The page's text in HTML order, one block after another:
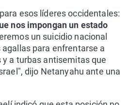
esos líderes occidentales:
nos impongan un estado
un suicidio nacional
para enfrentarse a
a turbas antisemitas que
dijo Netanyahu ante una